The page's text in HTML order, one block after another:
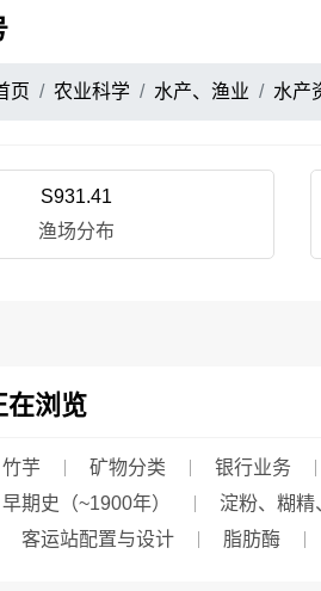
页 农业科学 水产、渔业 水产
S931.41
渔场分布
在浏览
竹芋 矿物分类 银行业务
早期史（~1900年） 淀粉、糊精
客运站配置与设计 脂肪酶